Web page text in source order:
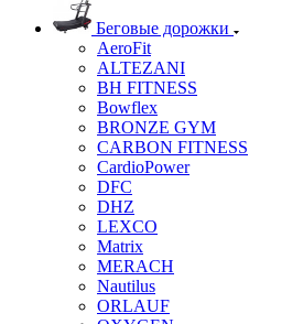
Беговые дорожки
AeroFit
ALTEZANI
BH FITNESS
Bowflex
BRONZE GYM
CARBON FITNESS
CardioPower
DFC
DHZ
LEXCO
Matrix
MERACH
Nautilus
ORLAUF